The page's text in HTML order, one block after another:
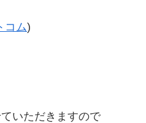
コム)
いただきますので